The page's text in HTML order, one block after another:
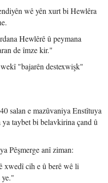
wê yên xurt bi Hewlêra
Hewlêrê û peymana
de îmze kir."
"bajarên destexwişk"
salan e mazûvaniya Enstîtuya
taybet bi belavkirina çand û
Pêşmerge anî ziman:
xwedî cih e û berê wê li
ye."